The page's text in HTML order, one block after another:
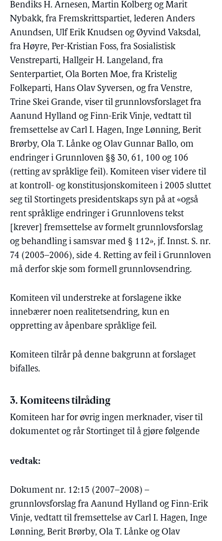
Bendiks H. Arnesen, Martin Kolberg og Marit
Nybakk, fra Fremskrittspartiet, lederen Anders
Anundsen, Ulf Erik Knudsen og Øyvind Vaksdal,
fra Høyre, Per-Kristian Foss, fra Sosialistisk
Venstreparti, Hallgeir H. Langeland, fra
Senterpartiet, Ola Borten Moe, fra Kristelig
Folkeparti, Hans Olav Syversen, og fra Venstre,
Trine Skei Grande, viser til grunnlovsforslaget fra
Aanund Hylland og Finn-Erik Vinje, vedtatt til
fremsettelse av Carl I. Hagen, Inge Lønning, Berit
Brørby, Ola T. Lånke og Olav Gunnar Ballo, om
endringer i Grunnloven §§ 30, 61, 100 og 106
(retting av språklige feil). Komiteen viser videre til
at kontroll- og konstitusjonskomiteen i 2005 sluttet
seg til Stortingets presidentskaps syn på at «også
rent språklige endringer i Grunnlovens tekst
[krever] fremsettelse av formelt grunnlovsforslag
og behandling i samsvar med § 112», jf. Innst. S. nr.
74 (2005–2006), side 4. Retting av feil i Grunnloven
må derfor skje som formell grunnlovsendring.
Komiteen vil understreke at forslagene ikke
innebærer noen realitetsendring, kun en
oppretting av åpenbare språklige feil.
Komiteen tilrår på denne bakgrunn at forslaget
bifalles.
3. Komiteens tilråding
Komiteen har for øvrig ingen merknader, viser til
dokumentet og rår Stortinget til å gjøre følgende
vedtak:
Dokument nr. 12:15 (2007–2008) –
grunnlovsforslag fra Aanund Hylland og Finn-Erik
Vinje, vedtatt til fremsettelse av Carl I. Hagen, Inge
Lønning, Berit Brørby, Ola T. Lånke og Olav